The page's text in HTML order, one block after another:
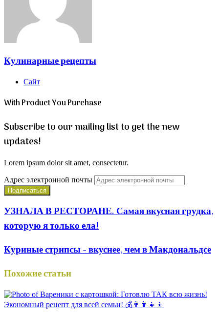
Кулинарные рецепты
Сайт
With Product You Purchase
Subscribe to our mailing list to get the new
updates!
Lorem ipsum dolor sit amet, consectetur.
Адрес электронной почты
УЗНАЛА В РЕСТОРАНЕ. Самая вкусная грудка,
которую я только ела!
Куриные стрипсы - вкуснее, чем в Макдональдсе
Похожие статьи